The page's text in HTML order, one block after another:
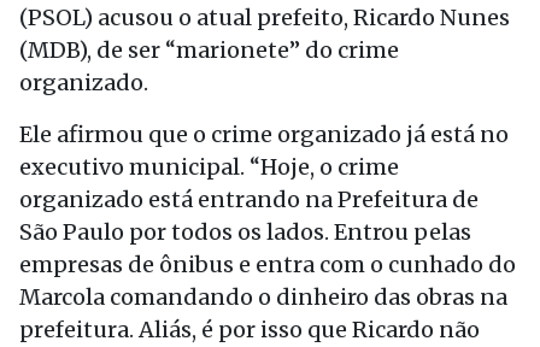
(PSOL) acusou o atual prefeito, Ricardo Nunes
(MDB), de ser “marionete” do crime
organizado.
Ele afirmou que o crime organizado já está no
executivo municipal. “Hoje, o crime
organizado está entrando na Prefeitura de
São Paulo por todos os lados. Entrou pelas
empresas de ônibus e entra com o cunhado do
Marcola comandando o dinheiro das obras na
prefeitura. Aliás, é por isso que Ricardo não